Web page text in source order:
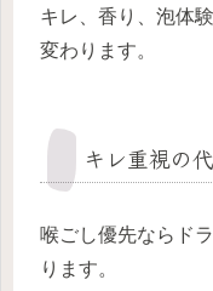
キレ、香り、泡体
変わります。
キレ重視の
喉ごし優先ならド
ります。